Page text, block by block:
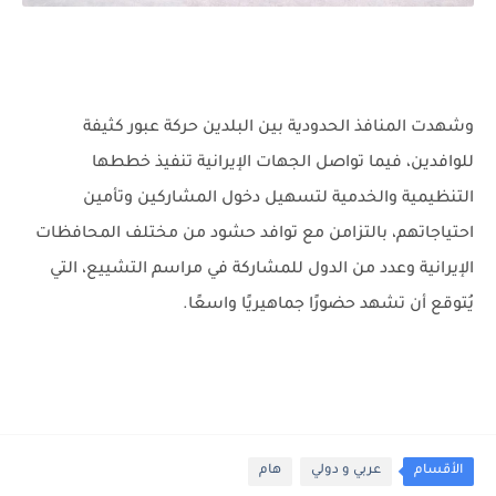
وشهدت المنافذ الحدودية بين البلدين حركة عبور كثيفة
للوافدين، فيما تواصل الجهات الإيرانية تنفيذ خططها
التنظيمية والخدمية لتسهيل دخول المشاركين وتأمين
احتياجاتهم، بالتزامن مع توافد حشود من مختلف المحافظات
الإيرانية وعدد من الدول للمشاركة في مراسم التشييع، التي
يُتوقع أن تشهد حضورًا جماهيريًا واسعًا.
الأقسام عربي و دولي هام